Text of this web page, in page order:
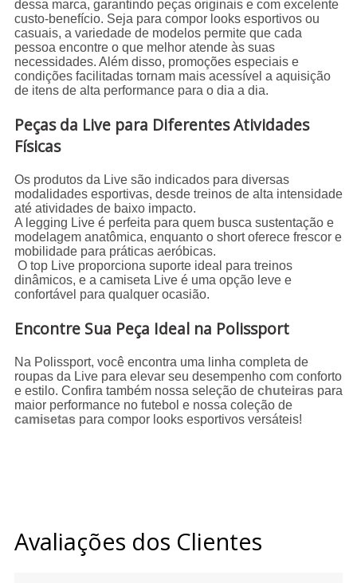
dessa marca, garantindo peças originais e com excelente
custo-benefício. Seja para compor looks esportivos ou
casuais, a variedade de modelos permite que cada
pessoa encontre o que melhor atende às suas
necessidades. Além disso, promoções especiais e
condições facilitadas tornam mais acessível a aquisição
de itens de alta performance para o dia a dia.
Peças da Live para Diferentes Atividades
Físicas
Os produtos da Live são indicados para diversas
modalidades esportivas, desde treinos de alta intensidade
até atividades de baixo impacto.
A legging Live é perfeita para quem busca sustentação e
modelagem anatômica, enquanto o short oferece frescor e
mobilidade para práticas aeróbicas.
O top Live proporciona suporte ideal para treinos
dinâmicos, e a camiseta Live é uma opção leve e
confortável para qualquer ocasião.
Encontre Sua Peça Ideal na Polissport
Na Polissport, você encontra uma linha completa de
roupas da Live para elevar seu desempenho com conforto
e estilo. Confira também nossa seleção de chuteiraspara
maior performance no futebol e nossa coleção de
camisetaspara compor looks esportivos versáteis!
Avaliações dos Clientes